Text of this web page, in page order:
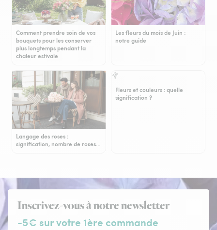
Comment prendre soin de vos
bouquets pour les conserver
plus longtemps pendant la
chaleur estivale
Les fleurs du mois de Juin :
notre guide
Langage des roses :
signification, nombre de roses…
Fleurs et couleurs : quelle
signification ?
Inscrivez-vous à notre newsletter
-5€ sur votre 1ère commande